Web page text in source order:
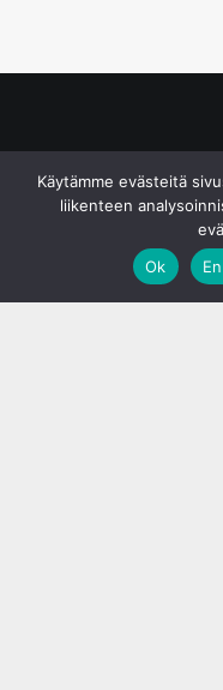
Käytämme evästeitä
liikenteen
Ok